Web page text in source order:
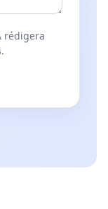
rédigera